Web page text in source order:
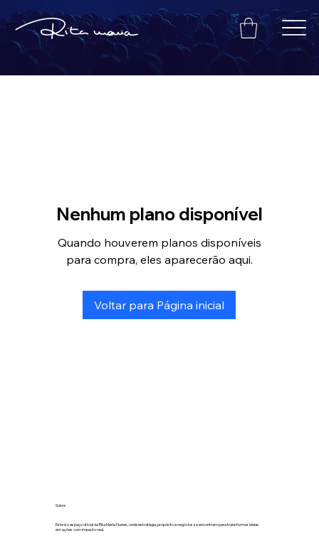
Nenhum plano disponível
Quando houverem planos disponíveis
para compra, eles aparecerão aqui.
Voltar para Página inicial
Sobre
Este é o espaço oficial da Rita Maria Nunes, onde estratégia, propósito e negócios se encontram para transformar ideias
em ações com impacto real.